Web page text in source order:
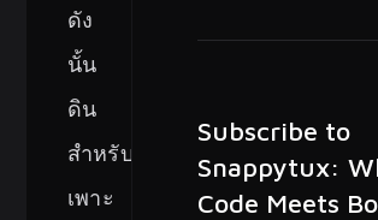
ดัง
นั้น
ดิน
สำหรับ
เพาะ
Subscribe to
Snappytux:
Code Meets